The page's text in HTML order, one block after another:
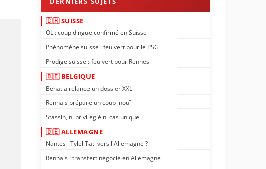
🇨🇭 SUISSE
OL : coup dingue confirmé en Suisse
Phénomène suisse : feu vert pour le PSG
Prodige suisse : feu vert pour Rennes
🇧🇪 BELGIQUE
Benatia relance un dossier XXL
Rennais prépare un coup inouï
Stassin, ni privilégié ni cas unique
🇩🇪 ALLEMAGNE
Nantes : Tylel Tati vers l'Allemagne ?
Rennais : transfert négocié en Allemagne